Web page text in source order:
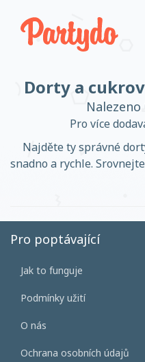
Dorty a
Pro více
Najděte ty správné
snadno a rychle.
Pro poptávající
Jak to funguje
Podmínky užití
O nás
Ochrana osobních údajů